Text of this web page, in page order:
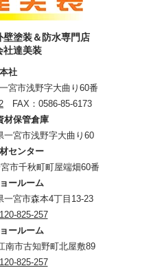
壁塗装＆防水専門店
社達美装
本社
宮市浅野字大曲り60番
FAX：0586-85-6173
材保管倉庫
宮市浅野字大曲り60
センター
市千秋町町屋端畑60番
ールーム
宮市森本4丁目13-23
825-257
ールーム
南市古知野町北屋敷89
825-257